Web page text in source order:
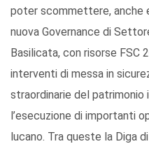
poter scommettere,
nuova Governance di
Basilicata, con risorse FSC
interventi di messa in
straordinarie del patrimonio
l’esecuzione di importanti
lucano. Tra queste la Diga